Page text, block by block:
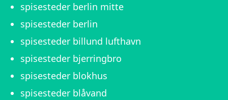
spisesteder berlin mitte
spisesteder berlin
spisesteder billund lufthavn
spisesteder bjerringbro
spisesteder blokhus
spisesteder blåvand